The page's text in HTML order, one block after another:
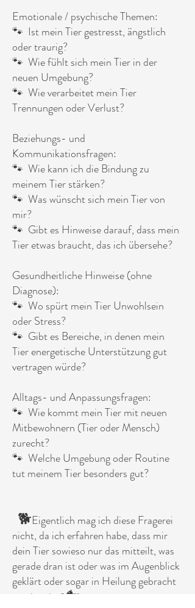
Emotionale / psychische Themen:
🐾 Ist mein Tier gestresst, ängstlich
oder traurig?
🐾 Wie fühlt sich mein Tier in der
neuen Umgebung?
🐾 Wie verarbeitet mein Tier
Trennungen oder Verlust?
Beziehungs- und
Kommunikationsfragen:
🐾 Wie kann ich die Bindung zu
meinem Tier stärken?
🐾 Was wünscht sich mein Tier von
mir?
🐾 Gibt es Hinweise darauf, dass mein
Tier etwas braucht, das ich übersehe?
Gesundheitliche Hinweise (ohne
Diagnose):
🐾 Wo spürt mein Tier Unwohlsein
oder Stress?
🐾 Gibt es Bereiche, in denen mein
Tier energetische Unterstützung gut
vertragen würde?
Alltags- und Anpassungsfragen:
🐾 Wie kommt mein Tier mit neuen
Mitbewohnern (Tier oder Mensch)
zurecht?
🐾 Welche Umgebung oder Routine
tut meinem Tier besonders gut?
🐕Eigentlich mag ich diese Fragerei
nicht, da ich erfahren habe, dass mir
dein Tier sowieso nur das mitteilt, was
gerade dran ist oder was im Augenblick
geklärt oder sogar in Heilung gebracht
werden darf.🐎